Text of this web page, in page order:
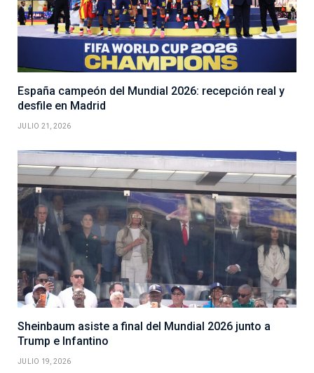
España campeón del Mundial 2026: recepción real y
desfile en Madrid
JULIO 21, 2026
Sheinbaum asiste a final del Mundial 2026 junto a
Trump e Infantino
JULIO 19, 2026